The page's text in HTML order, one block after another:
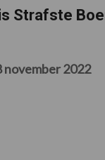
Strafste
november 2022